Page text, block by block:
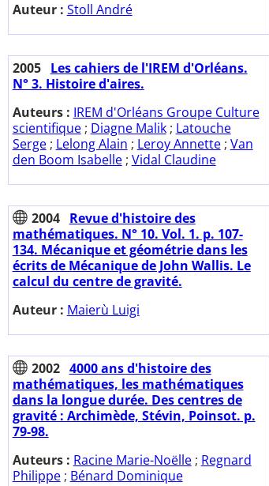
Auteur : Stoll André
2005
Les cahiers de l'IREM d'Orléans.
N° 3. Histoire d'aires.
Auteurs : IREM d'Orléans Groupe Culture
scientifique; Diagne Malik; Latouche
Serge; Lelong Alain ; Leroy Annette; Van
den Boom Isabelle; Vidal Claudine
2004
Revue d'histoire des
mathématiques. N° 10. Vol. 1. p. 107-
134. Mécanique et géométrie dans les
écrits de Mécanique de John Wallis. Le
calcul du centre de gravité.
Auteur : Maierù Luigi
2002 4000 ans d'histoire des
mathématiques, les mathématiques
dans la longue durée. Des centres de
gravité : Archimède, Stévin, Poinsot. p.
79-98.
Auteurs : Racine Marie-Noëlle; Regnard
Philippe; Bénard Dominique